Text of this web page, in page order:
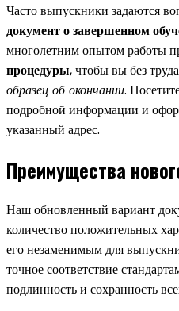
Часто выпускники задаются
документ о завершенном
многолетним опытом работы
процедуры, чтобы вы без
образец об окончании.
подробной информации и
указанный адрес.
Преимущества
Наш обновленный вариант
количество положительных
его незаменимым для
точное соответствие
подлинность и сохранность